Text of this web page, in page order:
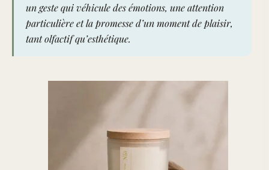
un geste qui véhicule des émotions, une attention
particulière et la promesse d’un moment de plaisir,
tant olfactif qu’esthétique.